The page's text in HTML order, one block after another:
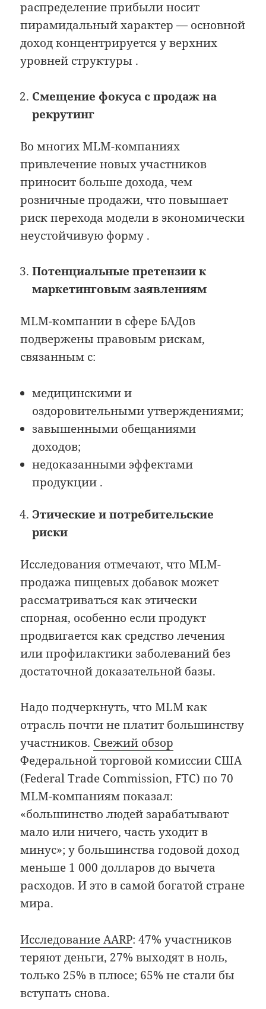
распределение прибыли носит
пирамидальный характер — основной
доход концентрируется у верхних
уровней структуры .
Смещение фокуса с продаж на
рекрутинг
Во многих MLM-компаниях
привлечение новых участников
приносит больше дохода, чем
розничные продажи, что повышает
риск перехода модели в экономически
неустойчивую форму .
Потенциальные претензии к
маркетинговым заявлениям
MLM-компании в сфере БАДов
подвержены правовым рискам,
связанным с:
медицинскими и
оздоровительными утверждениями;
завышенными обещаниями
доходов;
недоказанными эффектами
продукции .
Этические и потребительские
риски
Исследования отмечают, что MLM-
продажа пищевых добавок может
рассматриваться как этически
спорная, особенно если продукт
продвигается как средство лечения
или профилактики заболеваний без
достаточной доказательной базы.
Надо подчеркнуть, что MLM как
отрасль почти не платит большинству
участников. Свежий обзор
Федеральной торговой комиссии США
(Federal Trade Commission, FTC) по 70
MLM-компаниям показал:
«большинство людей зарабатывают
мало или ничего, часть уходит в
минус»; у большинства годовой доход
меньше 1 000 долларов до вычета
расходов. И это в самой богатой стране
мира.
Исследование AARP: 47% участников
теряют деньги, 27% выходят в ноль,
только 25% в плюсе; 65% не стали бы
вступать снова.